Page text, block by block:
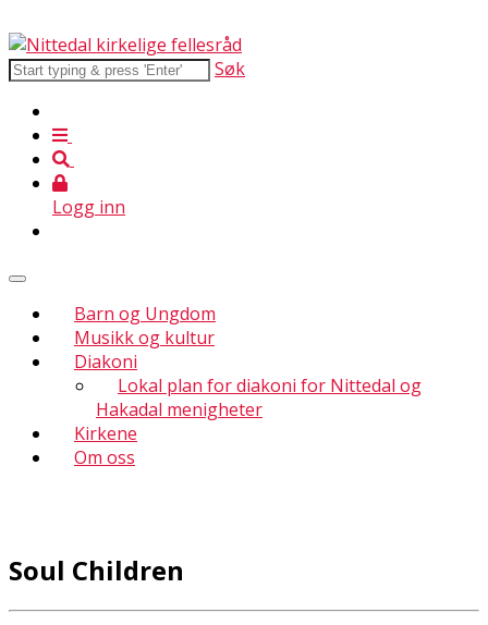
Søk
Logg inn
Barn og Ungdom
Musikk og kultur
Diakoni
Lokal plan for diakoni for Nittedal og
Hakadal menigheter
Kirkene
Om oss
Soul Children